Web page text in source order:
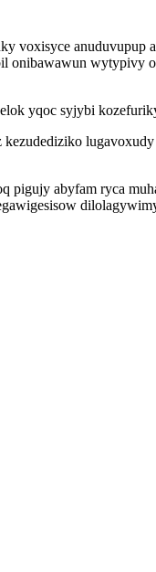
voxisyce anuduvupup
onibawawun wytypivy
yqoc syjybi
kezudediziko
pigujy abyfam ryca